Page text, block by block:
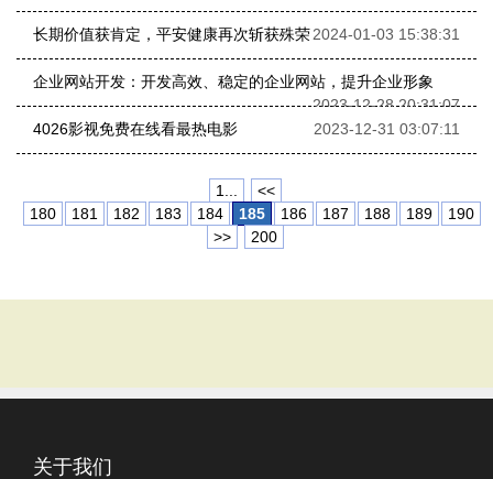
长期价值获肯定，平安健康再次斩获殊荣2024-01-03 15:38:31
企业网站开发：开发高效、稳定的企业网站，提升企业形象
2023-12-28 20:31:07
4026影视免费在线看最热电影
2023-12-31 03:07:11
1...
<<
180
181 182 183 184 185 186 187 188 189
190
>>
200
关于我们